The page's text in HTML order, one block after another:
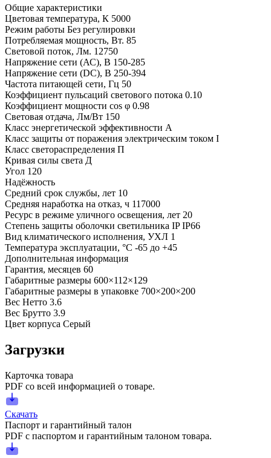
Общие характеристики
Цветовая температура, К 5000
Режим работы Без регулировки
Потребляемая мощность, Вт. 85
Световой поток, Лм. 12750
Напряжение сети (АС), В 150-285
Напряжение сети (DC), В 250-394
Частота питающей сети, Гц 50
Коэффициент пульсаций светового потока 0.10
Коэффициент мощности cos φ 0.98
Световая отдача, Лм/Вт 150
Класс энергетической эффективности A
Класс защиты от поражения электрическим током I
Класс светораспределения П
Кривая силы света Д
Угол 120
Надёжность
Средний срок службы, лет 10
Средняя наработка на отказ, ч 117000
Ресурс в режиме уличного освещения, лет 20
Степень защиты оболочки светильника IP IP66
Вид климатического исполнения, УХЛ 1
Температура эксплуатации, °С -65 до +45
Дополнительная информация
Гарантия, месяцев 60
Габаритные размеры 600×112×129
Габаритные размеры в упаковке 700×200×200
Вес Нетто 3.6
Вес Брутто 3.9
Цвет корпуса Серый
Загрузки
Карточка товара
PDF со всей информацией о товаре.
Скачать
Паспорт и гарантийный талон
PDF с паспортом и гарантийным талоном товара.